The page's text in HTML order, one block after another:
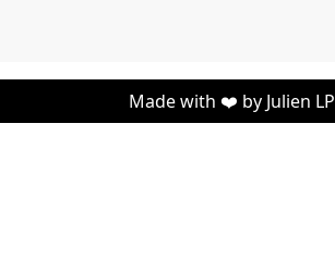
Made with ❤️ by Julien LP